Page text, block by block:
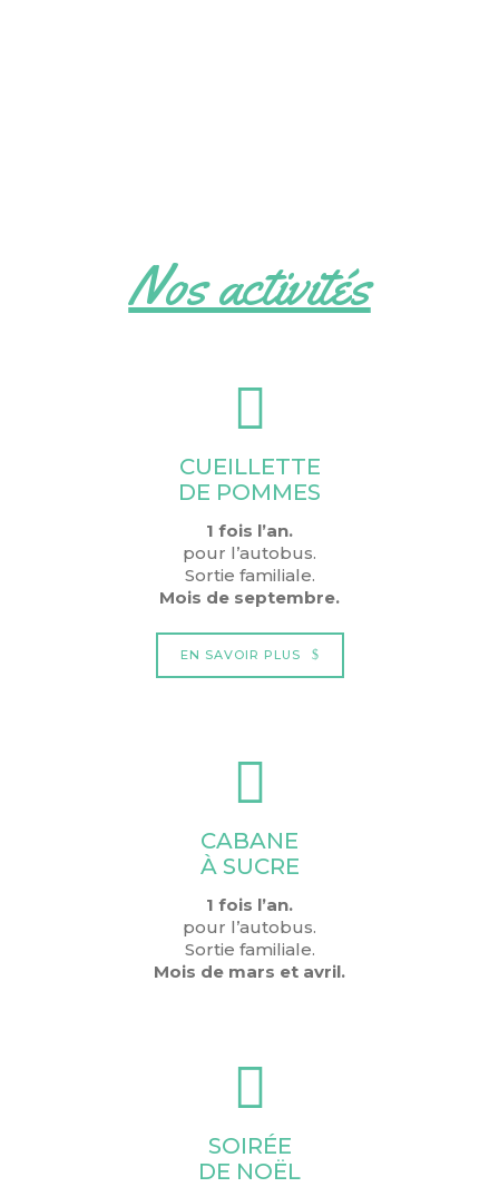
Nos activités
CUEILLETTE
DE POMMES
1 fois l’an.
pour l’autobus.
Sortie familiale.
Mois de septembre.
EN SAVOIR PLUS
CABANE
À SUCRE
1 fois l’an.
pour l’autobus.
Sortie familiale.
Mois de mars et avril.
SOIRÉE
DE NOËL